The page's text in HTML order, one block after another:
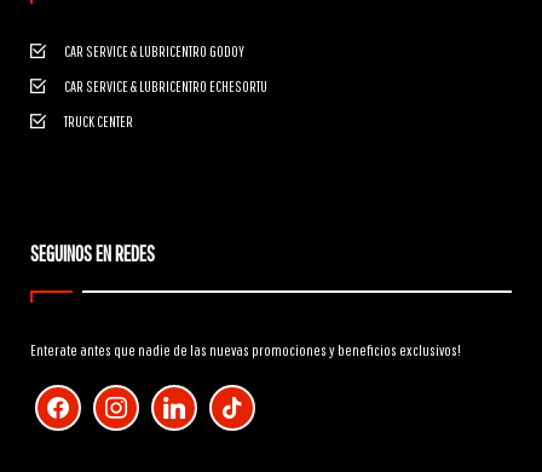
CAR SERVICE & LUBRICENTRO GODOY
CAR SERVICE & LUBRICENTRO ECHESORTU
TRUCK CENTER
SEGUINOS EN REDES
Enterate antes que nadie de las nuevas promociones y beneficios exclusivos!
facebook instagram linkedin tiktok